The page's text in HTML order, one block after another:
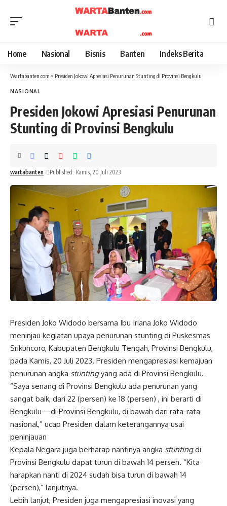
Home Nasional Bisnis Banten Indeks Berita
Wartabanten.com > Presiden Jokowi Apresiasi Penurunan Stunting di Provinsi Bengkulu
NASIONAL
Presiden Jokowi Apresiasi Penurunan
Stunting di Provinsi Bengkulu
wartabanten Published: Kamis, 20 Juli 2023
Presiden Joko Widodo bersama Ibu Iriana Joko Widodo
meninjau kegiatan upaya penurunan stunting di Puskesmas
Srikuncoro, Kabupaten Bengkulu Tengah, Provinsi Bengkulu,
pada Kamis, 20 Juli 2023. Presiden mengapresiasi kemajuan
penurunan angka stuntingyang ada di Provinsi Bengkulu.
“Saya senang di Provinsi Bengkulu ada penurunan yang
sangat baik, dari 22 (persen) ke 18 (persen) , ini berarti di
Bengkulu—di Provinsi Bengkulu, di bawah dari rata-rata
nasional,” ucap Presiden dalam keterangannya usai
peninjauan
Kepala Negara juga berharap nantinya angka stuntingdi
Provinsi Bengkulu dapat turun di bawah 14 persen. “Kita
harapkan nanti di 2024 sudah bisa turun di bawah 14
(persen),” lanjutnya.
Lebih lanjut, Presiden juga mengapresiasi inovasi yang